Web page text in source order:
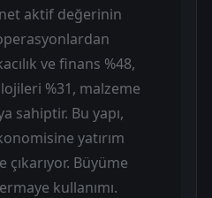
aktif değerinin
ve finans %48,
%31, malzeme
sahiptir. Bu yapı,
yatırım
çıkarıyor. Büyüme
kullanımı.